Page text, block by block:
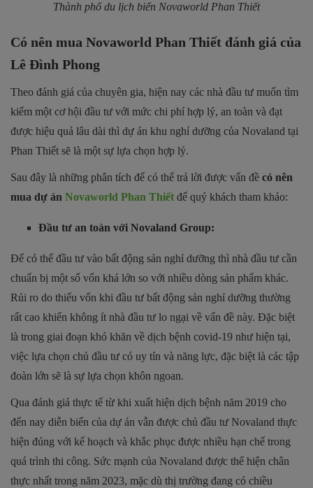
Thành phố du lịch biển Novaworld Phan Thiết
Có nên mua Novaworld Phan Thiết đánh giá của
Lê Đình Phong
Theo đánh giá của chuyên gia, hiện nay các nhà đầu tư muốn tìm
kiếm một cơ hội đầu tư với mức chi phí hợp lý, an toàn và đạt
được hiệu quả lâu dài thì dự án khu nghỉ dưỡng của Novaland tại
Phan Thiết sẽ là một sự lựa chọn hợp lý.
Sau đây là những phân tích để có thể trả lời được vấn đề có nên
mua dự án Novaworld Phan Thiết để quý khách tham khảo:
Đầu tư an toàn với Novaland Group:
Để có thể đầu tư vào bất động sản nghỉ dưỡng thì nhà đầu tư cần
chuẩn bị một số vốn khá lớn so với nhiều dòng sản phẩm khác.
Rủi ro do thiếu vốn khi đầu tư bất động sản nghỉ dưỡng thường
rất cao khiến không ít nhà đầu tư lo ngại về vấn đề này. Đặc biệt
là trong giai đoạn khó khăn về dịch bệnh covid-19 như hiện tại,
việc lựa chọn chủ đầu tư có uy tín và năng lực, đặc biệt là các tập
đoàn lớn sẽ là sự lựa chọn khôn ngoan.
Qua đánh giá thực tế từ khi xuất hiện dịch bệnh năm 2019 cho
đến nay diễn biến của dự án vẫn được chủ đầu tư Novaland thực
hiện đúng với kế hoạch và khắc phục được nhiều hạn chế trong
quá trình thi công. Sức mạnh của Novaland được thể hiện chân
thực nhất trong năm 2023, mặc dù thị trường đang có chiều